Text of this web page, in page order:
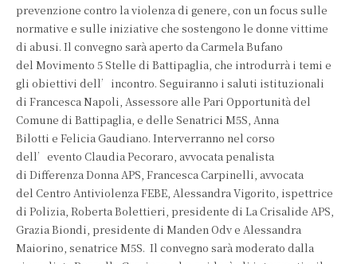
prevenzione contro la violenza di genere, con un focus sulle
normative e sulle iniziative che sostengono le donne vittime
di abusi. Il convegno sarà aperto da Carmela Bufano
del Movimento 5 Stelle di Battipaglia, che introdurrà i temi e
gli obiettivi dell’incontro. Seguiranno i saluti istituzionali
di Francesca Napoli, Assessore alle Pari Opportunità del
Comune di Battipaglia, e delle Senatrici M5S, Anna
Bilotti e Felicia Gaudiano. Interverranno nel corso
dell’evento Claudia Pecoraro, avvocata penalista
di Differenza Donna APS, Francesca Carpinelli, avvocata
del Centro Antiviolenza FEBE, Alessandra Vigorito, ispettrice
di Polizia, Roberta Bolettieri, presidente di La Crisalide APS,
Grazia Biondi, presidente di Manden Odv e Alessandra
Maiorino, senatrice M5S. Il convegno sarà moderato dalla